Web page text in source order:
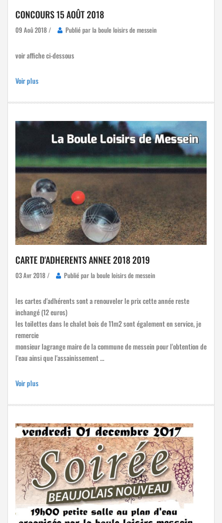
CONCOURS 15 AOÛT 2018
09 Aoû 2018 / Publié par la boule loisirs de messein
voir affiche ci-dessous
Voir plus
CARTE D'ADHERENTS ANNEE 2018 2019
03 Avr 2018 / Publié par la boule loisirs de messein
les cartes d'adhérents sont a renouveler le prix cette année reste
inchangé (12 euros)
les toilettes dans le chalet bois de 11m2 sont également en service, je
remercie
monsieur lagrange maire de la commune de messein pour l'obtention de
l'eau ainsi que l'assainissement …
Voir plus